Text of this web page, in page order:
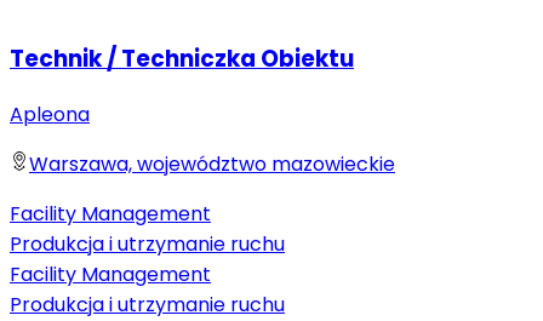
Technik / Techniczka Obiektu
Apleona
Warszawa, województwo mazowieckie
Facility Management
Produkcja i utrzymanie ruchu
Facility Management
Produkcja i utrzymanie ruchu